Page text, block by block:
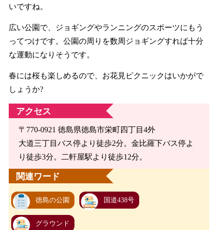
いですね。
広い公園で、ジョギングやランニングのスポーツにもう
ってつけです。公園の周りを数周ジョギングすれば十分
な運動になりそうです。
春には桜も楽しめるので、お花見ピクニックはいかがで
しょうか?
アクセス
〒770-0921 徳島県徳島市栄町四丁目4外
大道三丁目バス停より徒歩2分。金比羅下バス停よ
り徒歩3分。二軒屋駅より徒歩12分。
関連ワード
徳島の公園 国道438号
グラウンド